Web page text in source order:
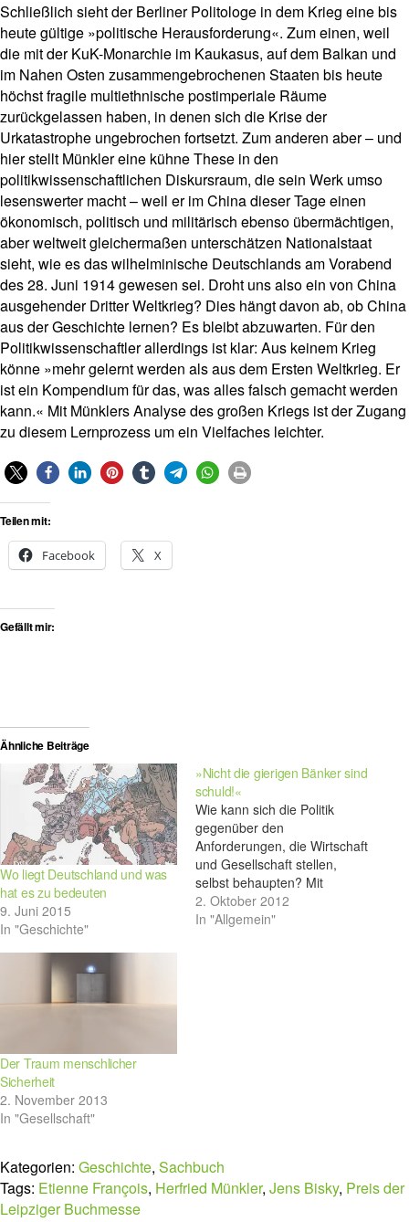
Schließlich sieht der Berliner Politologe in dem Krieg eine bis
heute gültige »politische Herausforderung«. Zum einen, weil
die mit der KuK-Monarchie im Kaukasus, auf dem Balkan und
im Nahen Osten zusammengebrochenen Staaten bis heute
höchst fragile multiethnische postimperiale Räume
zurückgelassen haben, in denen sich die Krise der
Urkatastrophe ungebrochen fortsetzt. Zum anderen aber – und
hier stellt Münkler eine kühne These in den
politikwissenschaftlichen Diskursraum, die sein Werk umso
lesenswerter macht – weil er im China dieser Tage einen
ökonomisch, politisch und militärisch ebenso übermächtigen,
aber weltweit gleichermaßen unterschätzen Nationalstaat
sieht, wie es das wilhelminische Deutschlands am Vorabend
des 28. Juni 1914 gewesen sei. Droht uns also ein von China
ausgehender Dritter Weltkrieg? Dies hängt davon ab, ob China
aus der Geschichte lernen? Es bleibt abzuwarten. Für den
Politikwissenschaftler allerdings ist klar: Aus keinem Krieg
könne »mehr gelernt werden als aus dem Ersten Weltkrieg. Er
ist ein Kompendium für das, was alles falsch gemacht werden
kann.« Mit Münklers Analyse des großen Kriegs ist der Zugang
zu diesem Lernprozess um ein Vielfaches leichter.
Teilen mit:
Facebook X
Gefällt mir:
Ähnliche Beiträge
Wo liegt Deutschland und was
hat es zu bedeuten
9. Juni 2015
In "Geschichte"
»Nicht die gierigen Bänker sind
schuld!«
Wie kann sich die Politik
gegenüber den
Anforderungen, die Wirtschaft
und Gesellschaft stellen,
selbst behaupten? Mit
Herfried Münkler widmete sich
kürzlich einer der
2. Oktober 2012
In "Allgemein"
Der Traum menschlicher
Sicherheit
2. November 2013
In "Gesellschaft"
Kategorien: Geschichte, Sachbuch
Tags: Etienne François, Herfried Münkler, Jens Bisky, Preis der
Leipziger Buchmesse